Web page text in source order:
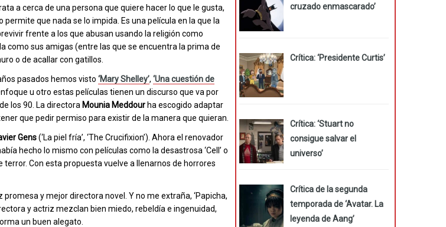
a cerca de una persona que quiere hacer lo que le gusta,
permite que nada se lo impida. Es una película en la que la
frente a los que abusan usando la religión como
como sus amigas (entre las que se encuentra la prima de
o de acallar con gatillos.
pasados hemos visto ‘Mary Shelley’, ‘Una cuestión de
u otro estas películas tienen un discurso que va por
los 90. La directora Mounia Meddour ha escogido adaptar
que pedir permiso para existir de la manera que quieran.
Gens(‘La piel fría’, ‘The Crucifixion’). Ahora el renovador
hecho lo mismo con películas como la desastrosa ‘Cell’ o
terror. Con esta propuesta vuelve a llenarnos de horrores
y mejor directora novel. Y no me extraña, ‘Papicha,
y actriz mezclan bien miedo, rebeldía e ingenuidad,
un buen alegato.
cruzado enmascarado’
Crítica: ‘Presidente Curtis’
Crítica: ‘Stuart no
consigue salvar el
universo’
Crítica de la segunda
temporada de ‘Avatar. La
leyenda de Aang’